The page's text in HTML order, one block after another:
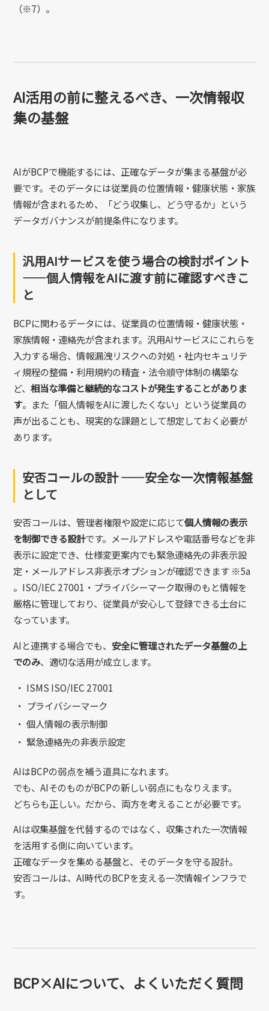
（※7）。
AI活用の前に整えるべき、一次情報収
集の基盤
AIがBCPで機能するには、正確なデータが集まる基盤が必
要です。そのデータには従業員の位置情報・健康状態・家族
情報が含まれるため、「どう収集し、どう守るか」という
データガバナンスが前提条件になります。
汎用AIサービスを使う場合の検討ポイント
——個人情報をAIに渡す前に確認すべきこ
と
BCPに関わるデータには、従業員の位置情報・健康状態・
家族情報・連絡先が含まれます。汎用AIサービスにこれらを
入力する場合、情報漏洩リスクへの対処・社内セキュリテ
ィ規程の整備・利用規約の精査・法令順守体制の構築な
ど、相当な準備と継続的なコストが発生することがありま
す。また「個人情報をAIに渡したくない」という従業員の
声が出ることも、現実的な課題として想定しておく必要が
あります。
安否コールの設計 ——安全な一次情報基盤
として
安否コールは、管理者権限や設定に応じて個人情報の表示
を制御できる設計です。メールアドレスや電話番号などを非
表示に設定でき、仕様変更案内でも緊急連絡先の非表示設
定・メールアドレス非表示オプションが確認できます ※5a
。ISO/IEC 27001・プライバシーマーク取得のもと情報を
厳格に管理しており、従業員が安心して登録できる土台に
なっています。
AIと連携する場合でも、 安全に管理されたデータ基盤の上
でのみ、適切な活用が成立します。
・ ISMS ISO/IEC 27001
・ プライバシーマーク
・ 個人情報の表示制御
・ 緊急連絡先の非表示設定
AIはBCPの弱点を補う道具になれます。
でも、AIそのものがBCPの新しい弱点にもなりえます。
どちらも正しい。だから、両方を考えることが必要です。
AIは収集基盤を代替するのではなく、収集された一次情報
を活用する側に向いています。
正確なデータを集める基盤と、そのデータを守る設計。
安否コールは、AI時代のBCPを支える一次情報インフラで
す。
BCP×AIについて、よくいただく質問